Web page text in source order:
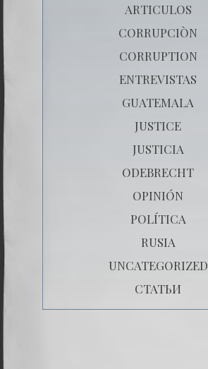
ARTICULOS
CORRUPCIÒN
CORRUPTION
ENTREVISTAS
GUATEMALA
JUSTICE
JUSTICIA
ODEBRECHT
OPINIÓN
POLÍTICA
RUSIA
UNCATEGORIZED
СТАТЬИ